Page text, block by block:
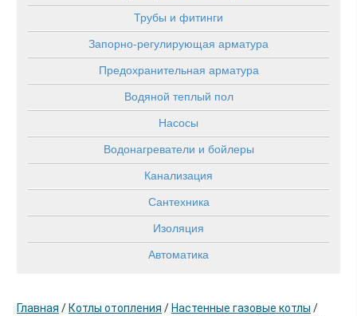
Трубы и фитинги
Запорно-регулирующая арматура
Предохранительная арматура
Водяной теплый пол
Насосы
Водонагреватели и бойлеры
Канализация
Сантехника
Изоляция
Автоматика
Главная / Котлы отопления / Настенные газовые котлы /